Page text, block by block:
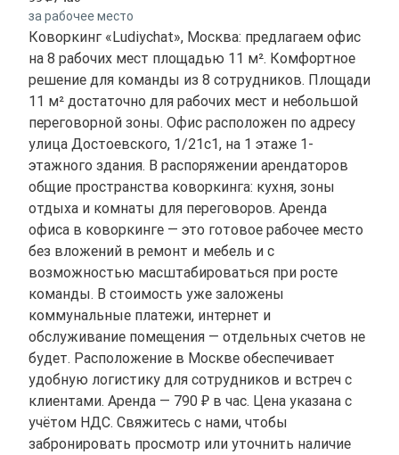
за рабочее место
Коворкинг «Ludiychat», Москва: предлагаем офис
на 8 рабочих мест площадью 11 м². Комфортное
решение для команды из 8 сотрудников. Площади
11 м² достаточно для рабочих мест и небольшой
переговорной зоны. Офис расположен по адресу
улица Достоевского, 1/21с1, на 1 этаже 1-
этажного здания. В распоряжении арендаторов
общие пространства коворкинга: кухня, зоны
отдыха и комнаты для переговоров. Аренда
офиса в коворкинге — это готовое рабочее место
без вложений в ремонт и мебель и с
возможностью масштабироваться при росте
команды. В стоимость уже заложены
коммунальные платежи, интернет и
обслуживание помещения — отдельных счетов не
будет. Расположение в Москве обеспечивает
удобную логистику для сотрудников и встреч с
клиентами. Аренда — 790 ₽ в час. Цена указана с
учётом НДС. Свяжитесь с нами, чтобы
забронировать просмотр или уточнить наличие